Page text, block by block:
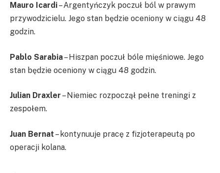
Mauro Icardi– Argentyńczyk poczuł ból w prawym
przywodzicielu. Jego stan będzie oceniony w ciągu 48
godzin.
Pablo Sarabia– Hiszpan poczuł bóle mięśniowe. Jego
stan będzie oceniony w ciągu 48 godzin.
Julian Draxler – Niemiec rozpoczął pełne treningi z
zespołem.
Juan Bernat – kontynuuje pracę z fizjoterapeutą po
operacji kolana.